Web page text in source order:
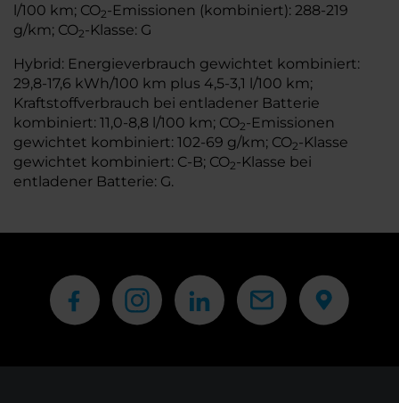
l/100 km; CO2-Emissionen (kombiniert): 288-219
g/km; CO2-Klasse: G
Hybrid: Energieverbrauch gewichtet kombiniert:
29,8-17,6 kWh/100 km plus 4,5-3,1 l/100 km;
Kraftstoffverbrauch bei entladener Batterie
kombiniert: 11,0-8,8 l/100 km; CO2-Emissionen
gewichtet kombiniert: 102-69 g/km; CO2-Klasse
gewichtet kombiniert: C-B; CO2-Klasse bei
entladener Batterie: G.